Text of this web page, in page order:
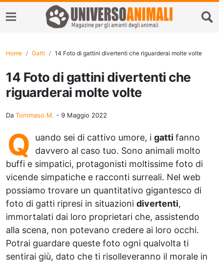
Home Gatti 14 Foto di gattini divertenti che riguarderai molte volte
14 Foto di gattini divertenti che
riguarderai molte volte
Da Tommaso M. - 9 Maggio 2022
Q uando sei di cattivo umore, i gatti fanno
davvero al caso tuo. Sono animali molto
buffi e simpatici, protagonisti moltissime foto di
vicende simpatiche e racconti surreali. Nel web
possiamo trovare un quantitativo gigantesco di
foto di gatti ripresi in situazioni divertenti,
immortalati dai loro proprietari che, assistendo
alla scena, non potevano credere ai loro occhi.
Potrai guardare queste foto ogni qualvolta ti
sentirai giù, dato che ti risolleveranno il morale in